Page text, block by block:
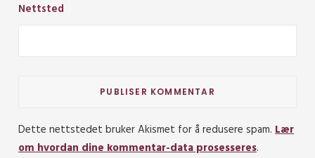
Nettsted
Dette nettstedet bruker Akismet for å redusere spam. Lær
om hvordan dine kommentar-data prosesseres.